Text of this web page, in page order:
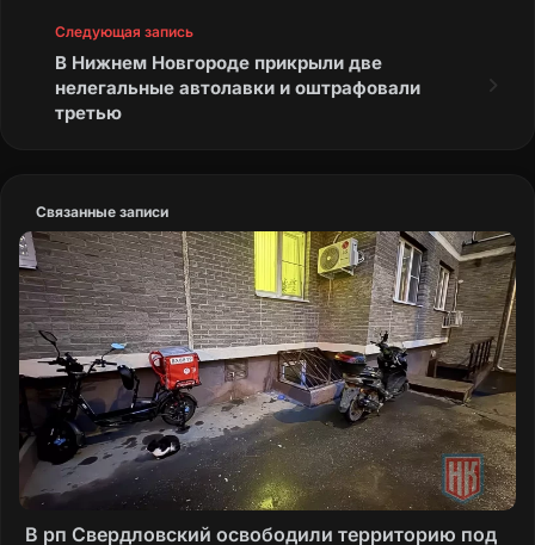
Следующая запись
В Нижнем Новгороде прикрыли две
нелегальные автолавки и оштрафовали
третью
Связанные записи
В рп Свердловский освободили территорию под